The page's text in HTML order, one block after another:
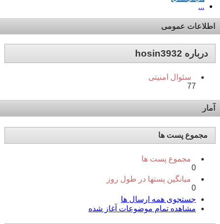
...
اطلاعات عمومی
درباره hosin3932
سئوال امنیتی
77
آمار
مجموع پست ها
مجموع پست ها
0
میانگین پستها در طول روز
0
جستجوی همه ارسال ها
مشاهده تمام موضوعات آغاز شده